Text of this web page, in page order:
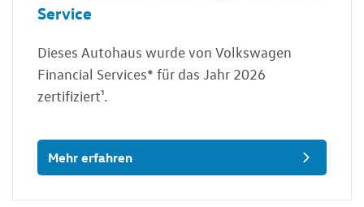
Service
Dieses Autohaus wurde von Volkswagen
Financial Services* für das Jahr 2026
zertifiziert¹.
Mehr erfahren